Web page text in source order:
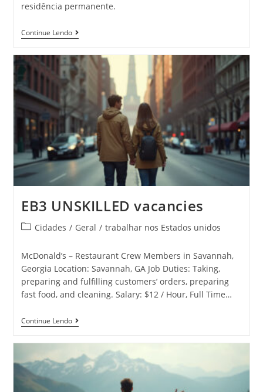
residência permanente.
Continue Lendo
EB3 UNSKILLED vacancies
Cidades / Geral / trabalhar nos Estados unidos
McDonald’s – Restaurant Crew Members in Savannah,
Georgia Location: Savannah, GA Job Duties: Taking,
preparing and fulfilling customers’ orders, preparing
fast food, and cleaning. Salary: $12 / Hour, Full Time…
Continue Lendo